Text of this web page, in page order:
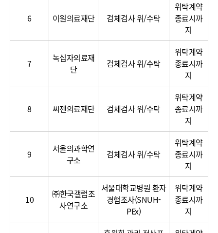
6 이원의료재단 검체검사 위/수탁
위탁계약
종료시까
지
7
녹십자의료재
단
검체검사 위/수탁
위탁계약
종료시까
지
8 씨젠의료재단 검체검사 위/수탁
위탁계약
종료시까
지
9
서울의과학연
구소
검체검사 위/수탁
위탁계약
종료시까
지
10
㈜한국갤럽조
사연구소
서울대학교병원 환자
경험조사(SNUH-
PEx)
위탁계약
종료시까
지